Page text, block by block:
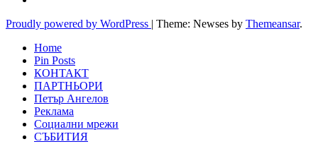
Proudly powered by WordPress | Theme: Newses by Themeansar.
Home
Pin Posts
КОНТАКТ
ПАРТНЬОРИ
Петър Ангелов
Реклама
Социални мрежи
СЪБИТИЯ